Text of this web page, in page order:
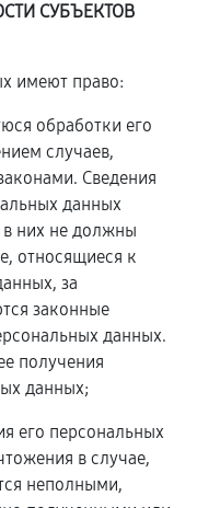
СУБЪЕКТОВ
имеют право:
обработки его
случаев,
Сведения
данных
них не должны
относящиеся к
за
законные
данных.
получения
данных;
его персональных
в случае,
неполными,